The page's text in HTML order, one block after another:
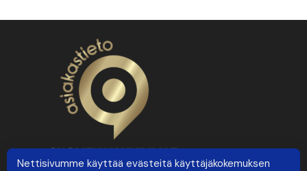
Nettisivumme käyttää evästeitä käyttäjäkokemuksen